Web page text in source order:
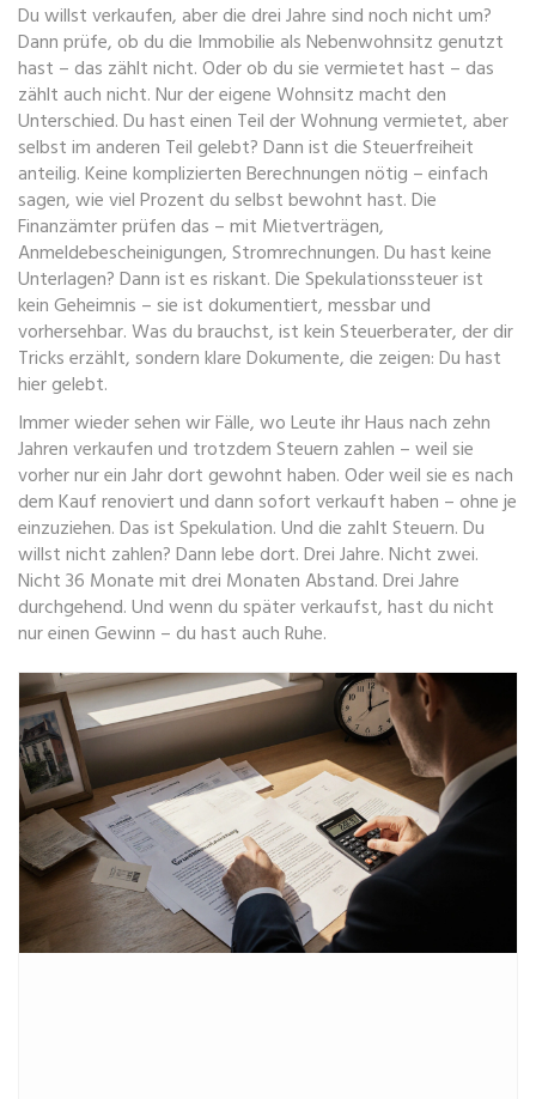
Du willst verkaufen, aber die drei Jahre sind noch nicht um?
Dann prüfe, ob du die Immobilie als Nebenwohnsitz genutzt
hast – das zählt nicht. Oder ob du sie vermietet hast – das
zählt auch nicht. Nur der eigene Wohnsitz macht den
Unterschied. Du hast einen Teil der Wohnung vermietet, aber
selbst im anderen Teil gelebt? Dann ist die Steuerfreiheit
anteilig. Keine komplizierten Berechnungen nötig – einfach
sagen, wie viel Prozent du selbst bewohnt hast. Die
Finanzämter prüfen das – mit Mietverträgen,
Anmeldebescheinigungen, Stromrechnungen. Du hast keine
Unterlagen? Dann ist es riskant. Die Spekulationssteuer ist
kein Geheimnis – sie ist dokumentiert, messbar und
vorhersehbar. Was du brauchst, ist kein Steuerberater, der dir
Tricks erzählt, sondern klare Dokumente, die zeigen: Du hast
hier gelebt.
Immer wieder sehen wir Fälle, wo Leute ihr Haus nach zehn
Jahren verkaufen und trotzdem Steuern zahlen – weil sie
vorher nur ein Jahr dort gewohnt haben. Oder weil sie es nach
dem Kauf renoviert und dann sofort verkauft haben – ohne je
einzuziehen. Das ist Spekulation. Und die zahlt Steuern. Du
willst nicht zahlen? Dann lebe dort. Drei Jahre. Nicht zwei.
Nicht 36 Monate mit drei Monaten Abstand. Drei Jahre
durchgehend. Und wenn du später verkaufst, hast du nicht
nur einen Gewinn – du hast auch Ruhe.